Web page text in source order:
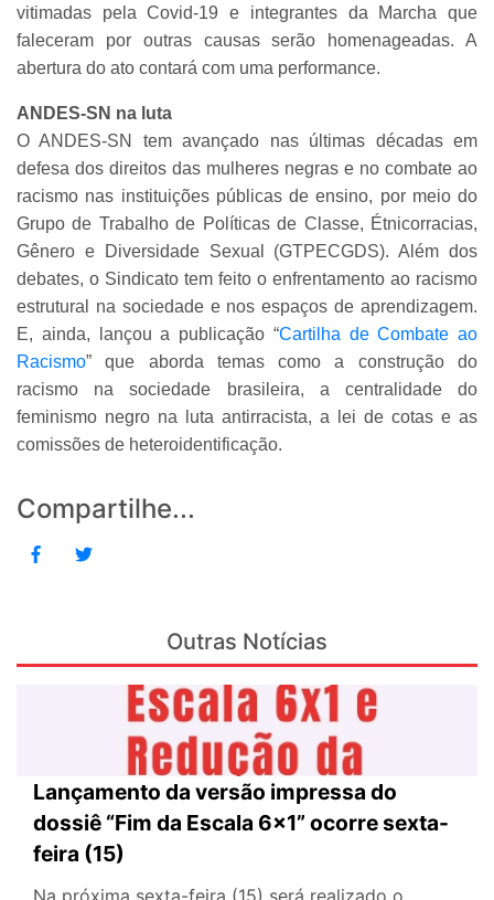
vitimadas pela Covid-19 e integrantes da Marcha que
faleceram por outras causas serão homenageadas. A
abertura do ato contará com uma performance.
ANDES-SN na luta
O ANDES-SN tem avançado nas últimas décadas em
defesa dos direitos das mulheres negras e no combate ao
racismo nas instituições públicas de ensino, por meio do
Grupo de Trabalho de Políticas de Classe, Étnicorracias,
Gênero e Diversidade Sexual (GTPECGDS). Além dos
debates, o Sindicato tem feito o enfrentamento ao racismo
estrutural na sociedade e nos espaços de aprendizagem.
E, ainda, lançou a publicação “Cartilha de Combate ao
Racismo” que aborda temas como a construção do
racismo na sociedade brasileira, a centralidade do
feminismo negro na luta antirracista, a lei de cotas e as
comissões de heteroidentificação.
Compartilhe...
Outras Notícias
Lançamento da versão impressa do
dossiê “Fim da Escala 6×1” ocorre sexta-
feira (15)